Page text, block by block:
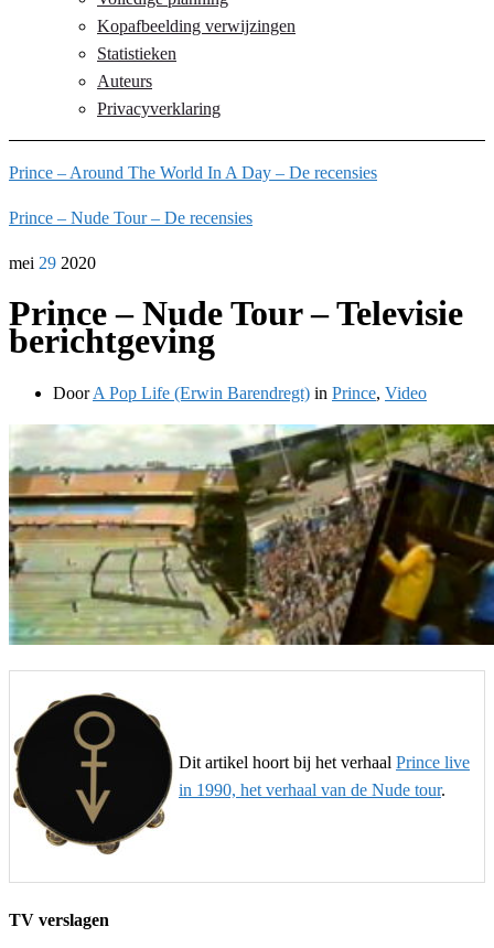
Kopafbeelding verwijzingen
Statistieken
Auteurs
Privacyverklaring
Prince – Around The World In A Day – De recensies
Prince – Nude Tour – De recensies
mei 29 2020
Prince – Nude Tour – Televisie
berichtgeving
DoorA Pop Life (Erwin Barendregt) in Prince, Video
Dit artikel hoort bij het verhaal Prince live
in 1990, het verhaal van de Nude tour.
TV verslagen